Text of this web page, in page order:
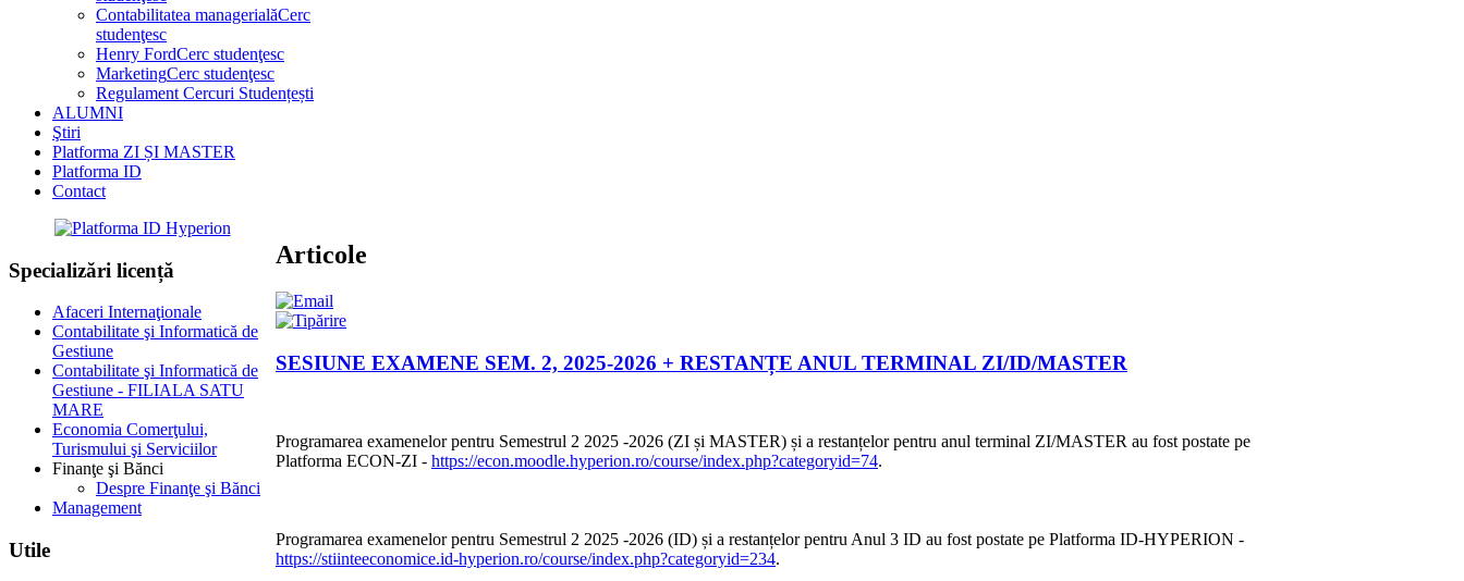
Contabilitatea managerialăCerc
studenţesc
Henry FordCerc studenţesc
MarketingCerc studenţesc
Regulament Cercuri Studențești
ALUMNI
Ştiri
Platforma ZI ȘI MASTER
Platforma ID
Contact
Articole
SESIUNE EXAMENE SEM. 2, 2025-2026 + RESTANȚE ANUL TERMINAL ZI/ID/MASTER
Programarea examenelor pentru Semestrul 2 2025 -2026 (ZI și MASTER) și a restanțelor pentru anul terminal ZI/MASTER au fost postate pe
Platforma ECON-ZI - https://econ.moodle.hyperion.ro/course/index.php?categoryid=74.
Programarea examenelor pentru Semestrul 2 2025 -2026 (ID) și a restanțelor pentru Anul 3 ID au fost postate pe Platforma ID-HYPERION -
https://stiinteeconomice.id-hyperion.ro/course/index.php?categoryid=234.
Specializări licență
Afaceri Internaţionale
Contabilitate şi Informatică de
Gestiune
Contabilitate şi Informatică de
Gestiune - FILIALA SATU
MARE
Economia Comerţului,
Turismului şi Serviciilor
Finanţe şi Bănci
Despre Finanţe şi Bănci
Management
Utile